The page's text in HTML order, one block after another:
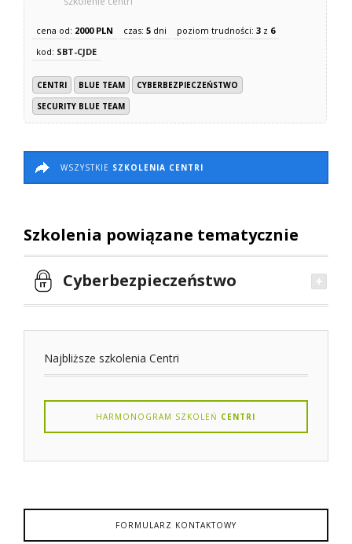
cena od: 2000 PLN czas:5 dni poziom trudności:3 z 6
kod: SBT-CJDE
CENTRI BLUE TEAM
CYBERBEZPIECZEŃSTWO
SECURITY BLUE TEAM
WSZYSTKIE SZKOLENIA CENTRI
Szkolenia powiązane tematycznie
Cyberbezpieczeństwo
Najbliższe szkolenia Centri
HARMONOGRAM SZKOLEŃ CENTRI
FORMULARZ KONTAKTOWY